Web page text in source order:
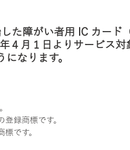
た障がい者用 IC カード
４月１日よりサービス
なります。
録商標です。
です。